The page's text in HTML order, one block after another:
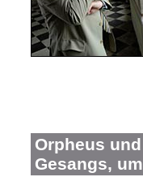
Orpheus
Gesangs,